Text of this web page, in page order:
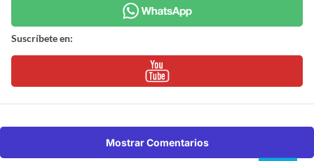
Suscríbete en:
Mostrar Comentarios